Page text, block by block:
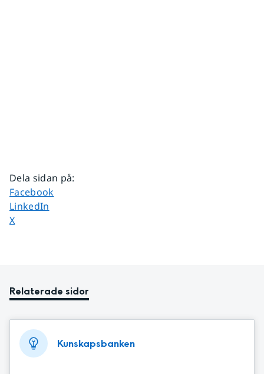
Dela sidan på:
Dela sidan på
Facebook
Dela sidan på
LinkedIn
Dela sidan på
X
Relaterade sidor
Kunskapsbanken